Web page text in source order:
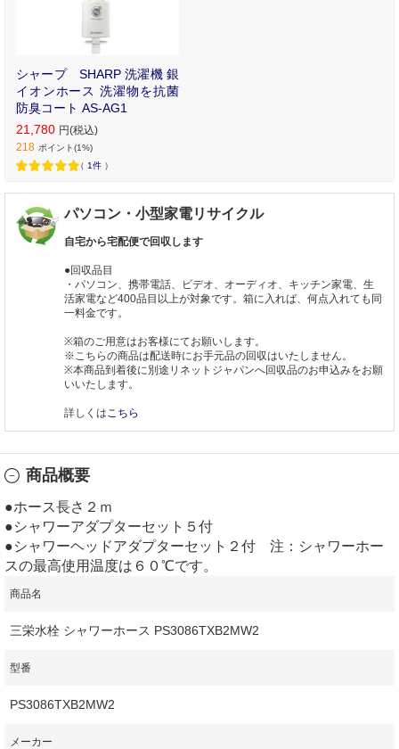
シャープ SHARP 洗濯機 銀
イオンホース 洗濯物を抗菌
防臭コート AS-AG1
21,780 円(税込)
218 ポイント(1%)
（ 1件 ）
パソコン・小型家電リサイクル
自宅から宅配便で回収します
●回収品目
・パソコン、携帯電話、ビデオ、オーディオ、キッチン家電、生
活家電など400品目以上が対象です。箱に入れば、何点入れても同
一料金です。
※箱のご用意はお客様にてお願いします。
※こちらの商品は配送時にお手元品の回収はいたしません。
※本商品到着後に別途リネットジャパンへ回収品のお申込みをお願
いいたします。
詳しくは こちら
商品概要
●ホース長さ２ｍ
●シャワーアダプターセット５付
●シャワーヘッドアダプターセット２付 注：シャワーホー
スの最高使用温度は６０℃です。
商品名
三栄水栓 シャワーホース PS3086TXB2MW2
型番
PS3086TXB2MW2
メーカー